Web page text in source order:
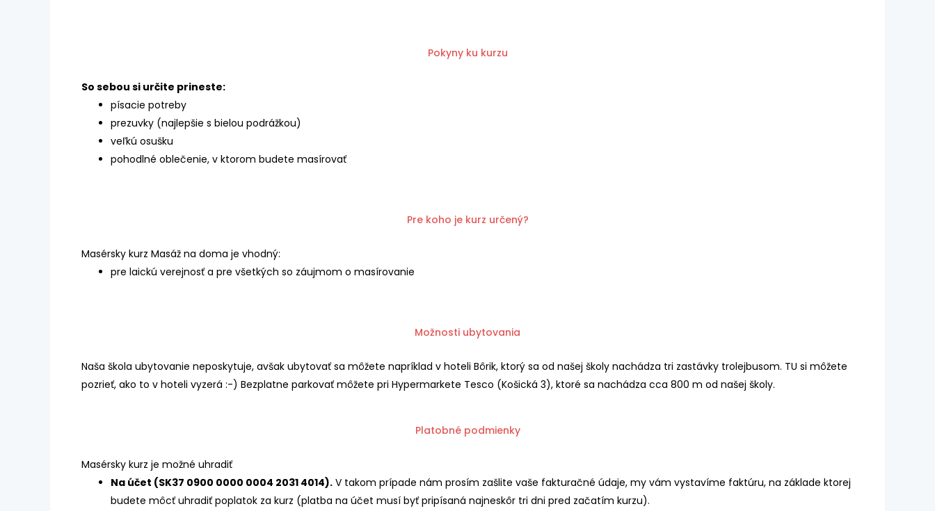
Pokyny ku kurzu
So sebou si určite prineste:
písacie potreby
prezuvky (najlepšie s bielou podrážkou)
veľkú osušku
pohodlné oblečenie, v ktorom budete masírovať
Pre koho je kurz určený?​
Masérsky kurz Masáž na doma je vhodný:
pre laickú verejnosť a pre všetkých so záujmom o masírovanie
Možnosti ubytovania
Naša škola ubytovanie neposkytuje, avšak ubytovať sa môžete napríklad v hoteli Bôrik, ktorý sa od našej školy nachádza tri zastávky trolejbusom. TU si môžete
pozrieť, ako to v hoteli vyzerá :-) Bezplatne parkovať môžete pri Hypermarkete Tesco (Košická 3), ktoré sa nachádza cca 800 m od našej školy.
Platobné podmienky
Masérsky kurz je možné uhradiť
Na účet (SK37 0900 0000 0004 2031 4014). V takom prípade nám prosím zašlite vaše fakturačné údaje, my vám vystavíme faktúru, na základe ktorej
budete môcť uhradiť poplatok za kurz (platba na účet musí byť pripísaná najneskôr tri dni pred začatím kurzu).